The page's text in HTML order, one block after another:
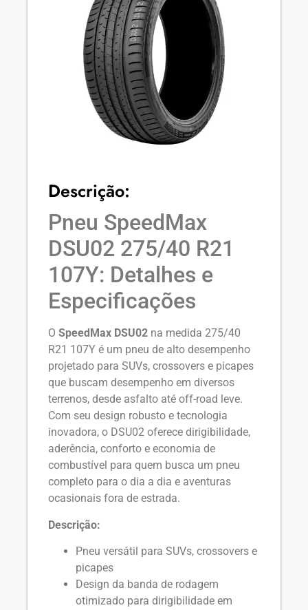
Descrição:
Pneu SpeedMax
DSU02 275/40 R21
107Y: Detalhes e
Especificações
O SpeedMax DSU02 na medida 275/40
R21 107Y é um pneu de alto desempenho
projetado para SUVs, crossovers e picapes
que buscam desempenho em diversos
terrenos, desde asfalto até off-road leve.
Com seu design robusto e tecnologia
inovadora, o DSU02 oferece dirigibilidade,
aderência, conforto e economia de
combustível para quem busca um pneu
completo para o dia a dia e aventuras
ocasionais fora de estrada.
Descrição:
Pneu versátil para SUVs, crossovers e
picapes
Design da banda de rodagem
otimizado para dirigibilidade em